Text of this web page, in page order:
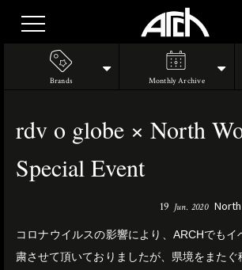
Brands Monthly Archive
rdv o globe × North
Special Event
19 Jun. 2020
コロナウイルスの影響により、ARCHでもイ
粛させて頂いておりましたが、県境をまたぐ